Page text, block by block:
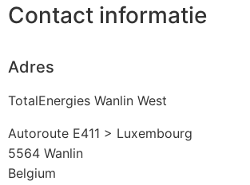
Contact informatie
Adres
TotalEnergies Wanlin West
Autoroute E411 > Luxembourg
5564 Wanlin
Belgium